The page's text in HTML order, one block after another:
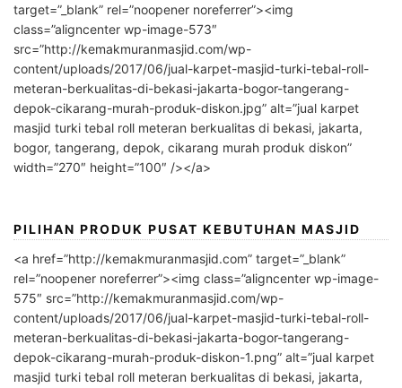
target=”_blank” rel=”noopener noreferrer”><img
class=”aligncenter wp-image-573″
src=”http://kemakmuranmasjid.com/wp-
content/uploads/2017/06/jual-karpet-masjid-turki-tebal-roll-
meteran-berkualitas-di-bekasi-jakarta-bogor-tangerang-
depok-cikarang-murah-produk-diskon.jpg” alt=”jual karpet
masjid turki tebal roll meteran berkualitas di bekasi, jakarta,
bogor, tangerang, depok, cikarang murah produk diskon”
width=”270″ height=”100″ /></a>
PILIHAN PRODUK PUSAT KEBUTUHAN MASJID
<a href=”http://kemakmuranmasjid.com” target=”_blank”
rel=”noopener noreferrer”><img class=”aligncenter wp-image-
575″ src=”http://kemakmuranmasjid.com/wp-
content/uploads/2017/06/jual-karpet-masjid-turki-tebal-roll-
meteran-berkualitas-di-bekasi-jakarta-bogor-tangerang-
depok-cikarang-murah-produk-diskon-1.png” alt=”jual karpet
masjid turki tebal roll meteran berkualitas di bekasi, jakarta,